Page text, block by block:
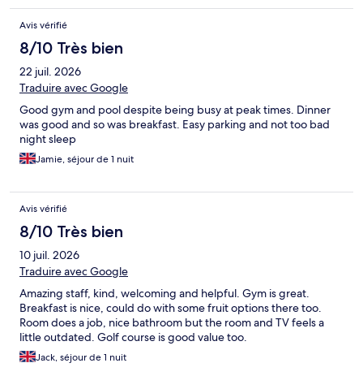
Avis vérifié
8/10 Très bien
22 juil. 2026
Traduire avec Google
Good gym and pool despite being busy at peak times. Dinner
was good and so was breakfast. Easy parking and not too bad
night sleep
Jamie, séjour de 1 nuit
Avis vérifié
8/10 Très bien
10 juil. 2026
Traduire avec Google
Amazing staff, kind, welcoming and helpful. Gym is great.
Breakfast is nice, could do with some fruit options there too.
Room does a job, nice bathroom but the room and TV feels a
little outdated. Golf course is good value too.
Jack, séjour de 1 nuit